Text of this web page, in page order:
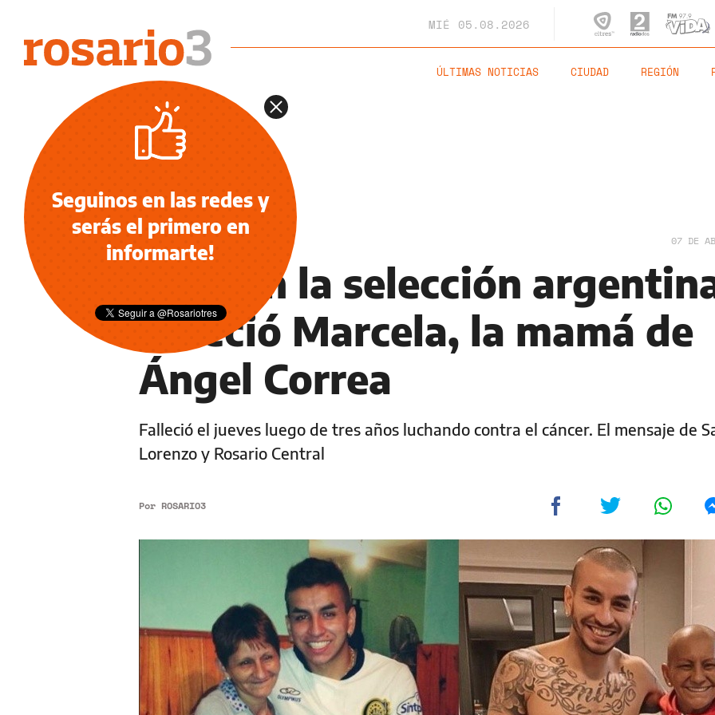
MIÉ 05.08.2026
ÚLTIMAS NOTICIAS CIUDAD REGIÓN
DEPORTES 07 DE
Luto en la selección
falleció Marcela, la mamá de
Ángel Correa
Falleció el jueves luego de tres años luchando contra el cáncer. El mensaje de
Lorenzo y Rosario Central
Por ROSARIO3
Seguinos en las redes y
serás el primero en
informarte!